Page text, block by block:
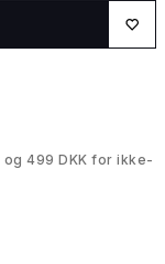
499 DKK for ikke-